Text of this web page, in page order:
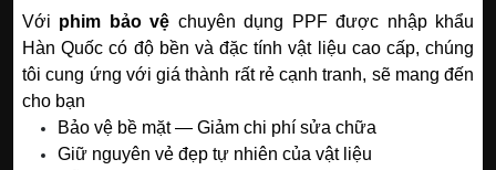
Với phim bảo vệ chuyên dụng PPF được nhập khẩu
Hàn Quốc có độ bền và đặc tính vật liệu cao cấp, chúng
tôi cung ứng với giá thành rất rẻ cạnh tranh, sẽ mang đến
cho bạn
Bảo vệ bề mặt — Giảm chi phí sửa chữa
Giữ nguyên vẻ đẹp tự nhiên của vật liệu